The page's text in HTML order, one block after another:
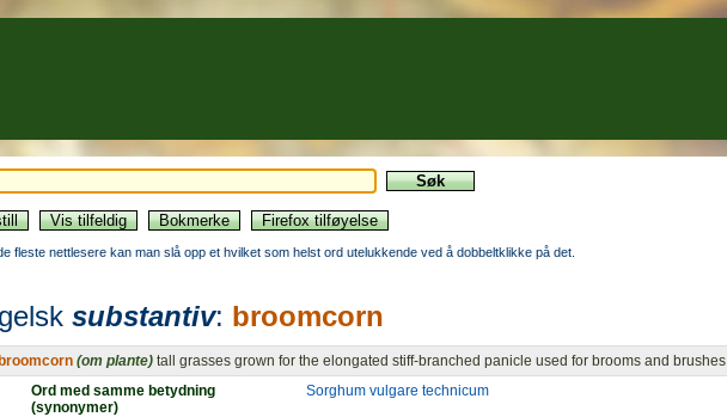
fleste nettlesere kan man slå opp et hvilket som helst ord utelukkende ved å dobbeltklikke på det.
substantiv: broomcorn
broomcorn (om plante) tall grasses grown for the elongated stiff-branched panicle used for brooms and brushes
Ord med samme betydning
(synonymer)
Sorghum vulgare technicum